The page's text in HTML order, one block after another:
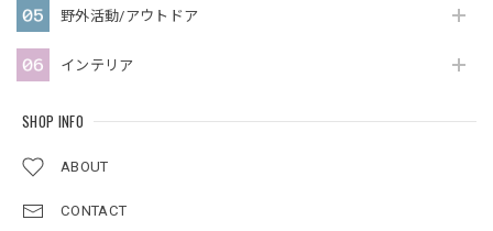
野外活動/アウトドア
インテリア
SHOP INFO
ABOUT
CONTACT